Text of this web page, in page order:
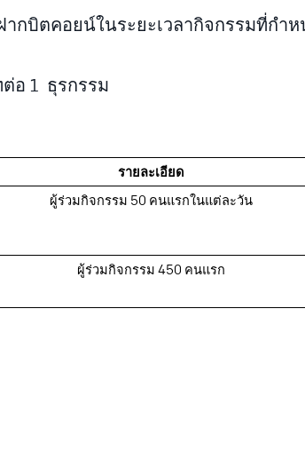
ากบิตคอยน์ในระยะเวลากิจกรรมที่กำ
อ 1 ธุรกรรม
รายละเอียด
ผู้ร่วมกิจกรรม 50 คนแรกในแต่ละวัน
ผู้ร่วมกิจกรรม 450 คนแรก